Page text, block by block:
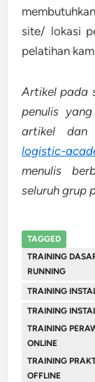
site/ lokasi
pelatihan
Artikel pada
penulis
artikel dan
logistic-
menulis
seluruh grup
TAGGED
TRAINING
RUNNING
TRAINING
TRAINING
TRAINING
ONLINE
TRAINING
OFFLINE